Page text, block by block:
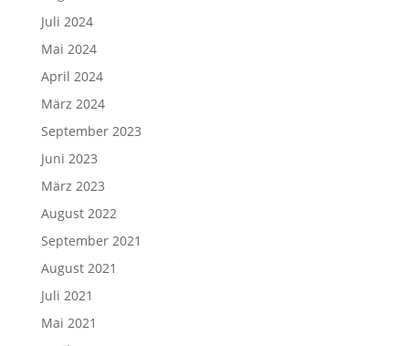
Juli 2024
Mai 2024
April 2024
März 2024
September 2023
Juni 2023
März 2023
August 2022
September 2021
August 2021
Juli 2021
Mai 2021